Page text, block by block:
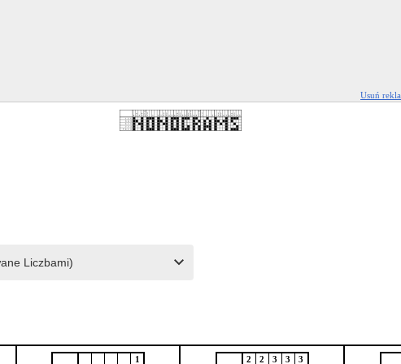
Usuń
1
2 2 3 3
3